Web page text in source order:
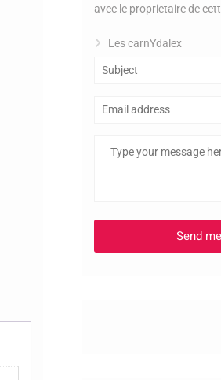
avec le proprietaire de
Les carnYdalex